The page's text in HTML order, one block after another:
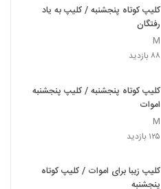
کلیپ کوتاه پنجشنبه / کلیپ به یاد
رفتگان
M
۸۸ بازدید
کلیپ کوتاه پنجشنبه / کلیپ پنجشنبه
اموات
M
۱۲۵ بازدید
کلیپ زیبا برای اموات / کلیپ کوتاه
پنجشنبه